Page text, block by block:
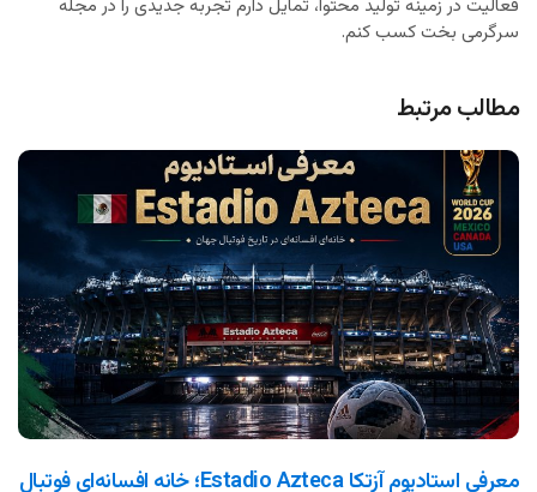
فعالیت در زمینه تولید محتوا، تمایل دارم تجربه جدیدی را در مجله
سرگرمی بخت کسب کنم.
مطالب مرتبط
معرفی استادیوم آزتکا Estadio Azteca؛ خانه افسانه‌ای فوتبال